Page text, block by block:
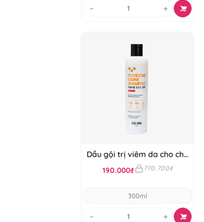
− +
Dầu gội trị viêm da cho chó
Budle'Budle
190.000₫ ??0.?00₫
300ml
− +